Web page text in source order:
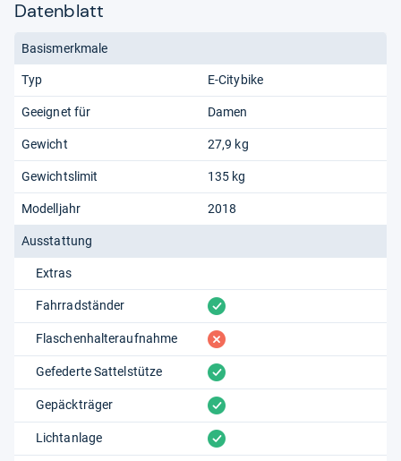
Datenblatt
Basismerkmale
Typ E-Citybike
Geeignet für Damen
Gewicht 27,9 kg
Gewichtslimit 135 kg
Modelljahr 2018
Ausstattung
Extras
Fahrradständer vorhanden
Flaschenhalteraufnahme fehlt
Gefederte Sattelstütze vorhanden
Gepäckträger vorhanden
Lichtanlage vorhanden